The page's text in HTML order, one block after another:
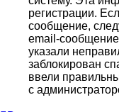
регистрации.
сообщение,
email-
указали
заблокирован
ввели
с